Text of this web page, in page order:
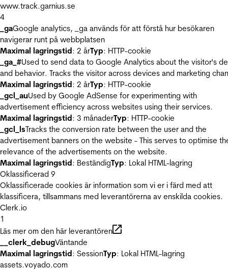
www.track.garnius.se
4
_gaGoogle analytics, _ga används för att förstå hur besökaren
navigerar runt på webbplatsen
Maximal lagringstid: 2 årTyp: HTTP-cookie
_ga_#Used to send data to Google Analytics about the visitor's
and behavior. Tracks the visitor across devices and marketing
Maximal lagringstid: 2 årTyp: HTTP-cookie
_gcl_auUsed by Google AdSense for experimenting with
advertisement efficiency across websites using their services.
Maximal lagringstid: 3 månaderTyp: HTTP-cookie
_gcl_lsTracks the conversion rate between the user and the
advertisement banners on the website - This serves to optimise
relevance of the advertisements on the website.
Maximal lagringstid: BeständigTyp: Lokal HTML-lagring
Oklassificerad 9
Oklassificerade cookies är information som vi er i färd med att
klassificera, tillsammans med leverantörerna av enskilda cookies.
Clerk.io
1
Läs mer om den här leverantören
__clerk_debugVäntande
Maximal lagringstid: SessionTyp: Lokal HTML-lagring
assets.voyado.com